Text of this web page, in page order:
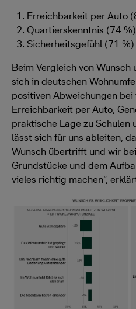
Erreichbarkeit per Auto
Quartierskenntnis (74 %)
Sicherheitsgefühl (71 %)
Beim Vergleich von
sich in deutschen
positiven Abweichungen
Erreichbarkeit per Auto,
praktische Lage zu Schulen
lässt sich für uns ableiten,
Wunsch übertrifft und wir
Grundstücke und dem
vieles richtig machen“,